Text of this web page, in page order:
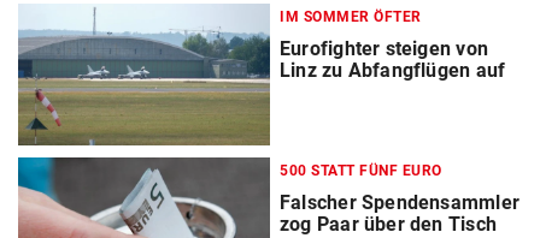
IM SOMMER ÖFTER
Eurofighter steigen von
Linz zu Abfangflügen auf
500 STATT FÜNF EURO
Falscher Spendensammler
zog Paar über den Tisch